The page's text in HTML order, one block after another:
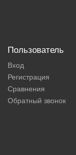
Пользователь
Вход
Регистрация
Сравнения
Обратный звонок